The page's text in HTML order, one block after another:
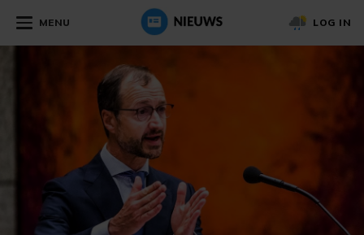
MENU LOG IN